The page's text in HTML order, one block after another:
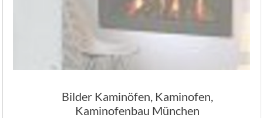
Bilder Kaminöfen, Kaminofen,
Kaminofenbau München